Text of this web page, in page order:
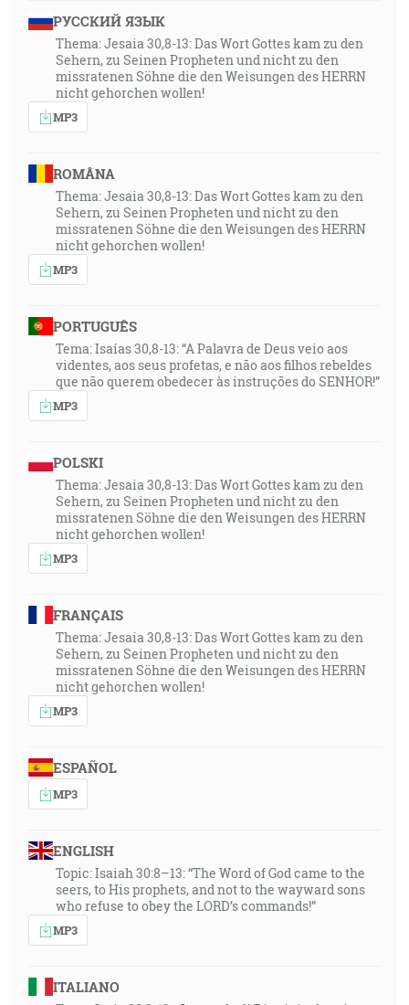
РУССКИЙ ЯЗЫК
Thema: Jesaia 30,8-13: Das Wort Gottes kam zu den
Sehern, zu Seinen Propheten und nicht zu den
missratenen Söhne die den Weisungen des HERRN
nicht gehorchen wollen!
MP3
ROMÂNA
Thema: Jesaia 30,8-13: Das Wort Gottes kam zu den
Sehern, zu Seinen Propheten und nicht zu den
missratenen Söhne die den Weisungen des HERRN
nicht gehorchen wollen!
MP3
PORTUGUÊS
Tema: Isaías 30,8-13: “A Palavra de Deus veio aos
videntes, aos seus profetas, e não aos filhos rebeldes
que não querem obedecer às instruções do SENHOR!”
MP3
POLSKI
Thema: Jesaia 30,8-13: Das Wort Gottes kam zu den
Sehern, zu Seinen Propheten und nicht zu den
missratenen Söhne die den Weisungen des HERRN
nicht gehorchen wollen!
MP3
FRANÇAIS
Thema: Jesaia 30,8-13: Das Wort Gottes kam zu den
Sehern, zu Seinen Propheten und nicht zu den
missratenen Söhne die den Weisungen des HERRN
nicht gehorchen wollen!
MP3
ESPAÑOL
MP3
ENGLISH
Topic: Isaiah 30:8–13: “The Word of God came to the
seers, to His prophets, and not to the wayward sons
who refuse to obey the LORD’s commands!”
MP3
ITALIANO